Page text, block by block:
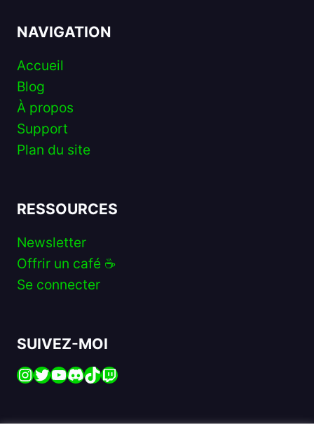
NAVIGATION
Accueil
Blog
À propos
Support
Plan du site
RESSOURCES
Newsletter
Offrir un café ☕️
Se connecter
SUIVEZ-MOI
Instagram
Twitter
YouTube
Discord
TikTok
Twitch